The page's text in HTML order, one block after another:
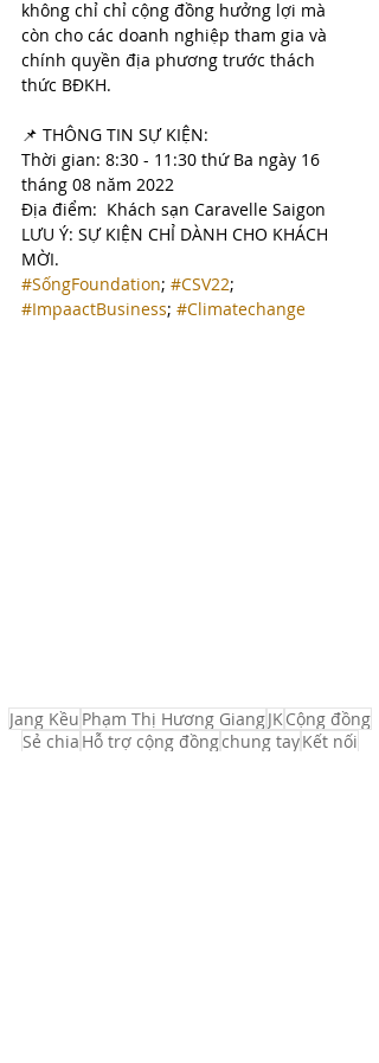
không chỉ chỉ cộng đồng hưởng lợi mà
còn cho các doanh nghiệp tham gia và
chính quyền địa phương trước thách
thức BĐKH.
📌 THÔNG TIN SỰ KIỆN:
Thời gian: 8:30 - 11:30 thứ Ba ngày 16
tháng 08 năm 2022
Địa điểm:  Khách sạn Caravelle Saigon
LƯU Ý: SỰ KIỆN CHỈ DÀNH CHO KHÁCH
MỜI.
#SốngFoundation; #CSV22;
#ImpaactBusiness; #Climatechange
Jang Kều Phạm Thị Hương GiangJKCộng đồng
Sẻ chia Hỗ trợ cộng đồngchung tayKết nối